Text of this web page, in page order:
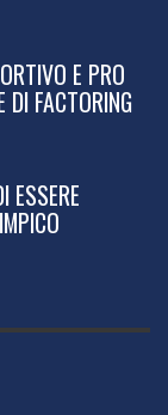
E PRO
DI FACTORING
ESSERE